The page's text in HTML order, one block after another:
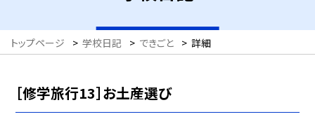
トップページ > 学校日記 > できごと > 詳細
［修学旅行13］お土産選び